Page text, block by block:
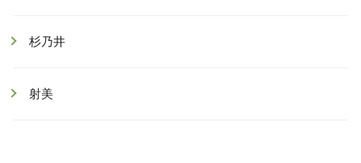
杉乃井
射美